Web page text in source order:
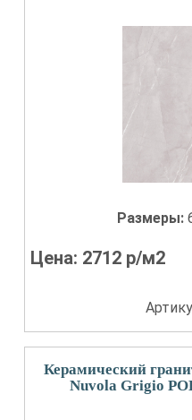
Размеры:
Цена: 2712 р/м2
Керамический
Nuvola Grigio